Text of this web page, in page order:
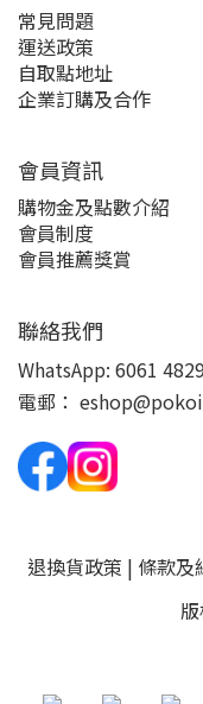
常見問題
運送政策
自取點地址
企業訂購及合作
會員資訊
購物金及點數介紹
會員制度
會員推薦獎賞
聯絡我們
WhatsApp: 6061
電郵：
退換貨政策 | 條款及